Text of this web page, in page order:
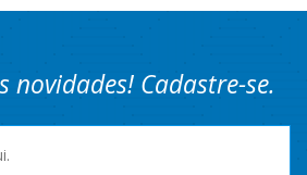
novidades! Cadastre-se.